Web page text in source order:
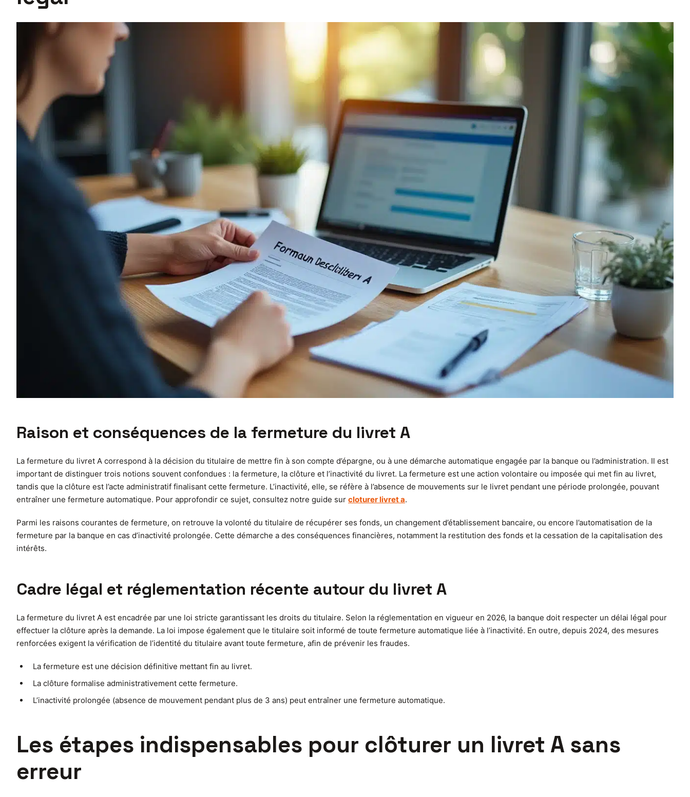
Raison et conséquences de la fermeture du livret A
La fermeture du livret A correspond à la décision du titulaire de mettre fin à son compte d’épargne, ou à une démarche automatique engagée par la banque ou l’administration. Il est
important de distinguer trois notions souvent confondues : la fermeture, la clôture et l’inactivité du livret. La fermeture est une action volontaire ou imposée qui met fin au livret,
tandis que la clôture est l’acte administratif finalisant cette fermeture. L’inactivité, elle, se réfère à l’absence de mouvements sur le livret pendant une période prolongée, pouvant
entraîner une fermeture automatique. Pour approfondir ce sujet, consultez notre guide sur cloturer livret a.
Parmi les raisons courantes de fermeture, on retrouve la volonté du titulaire de récupérer ses fonds, un changement d’établissement bancaire, ou encore l’automatisation de la
fermeture par la banque en cas d’inactivité prolongée. Cette démarche a des conséquences financières, notamment la restitution des fonds et la cessation de la capitalisation des
intérêts.
Cadre légal et réglementation récente autour du livret A
La fermeture du livret A est encadrée par une loi stricte garantissant les droits du titulaire. Selon la réglementation en vigueur en 2026, la banque doit respecter un délai légal pour
effectuer la clôture après la demande. La loi impose également que le titulaire soit informé de toute fermeture automatique liée à l’inactivité. En outre, depuis 2024, des mesures
renforcées exigent la vérification de l’identité du titulaire avant toute fermeture, afin de prévenir les fraudes.
La fermeture est une décision définitive mettant fin au livret.
La clôture formalise administrativement cette fermeture.
L’inactivité prolongée (absence de mouvement pendant plus de 3 ans) peut entraîner une fermeture automatique.
Les étapes indispensables pour clôturer un livret A sans
erreur